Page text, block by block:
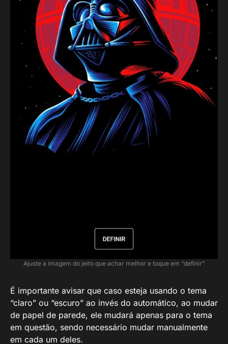
Ajuste a imagem do jeito que achar melhor e toque em “definir”
É importante avisar que caso esteja usando o tema
“claro” ou “escuro” ao invés do automático, ao mudar
de papel de parede, ele mudará apenas para o tema
em questão, sendo necessário mudar manualmente
em cada um deles.